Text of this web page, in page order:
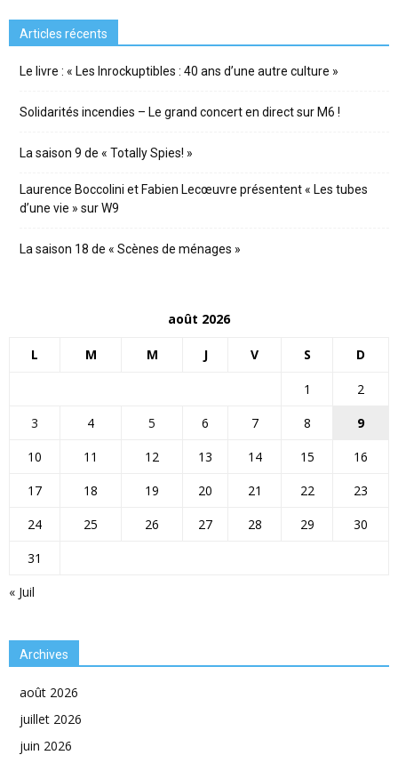
Articles récents
Le livre : « Les Inrockuptibles : 40 ans d’une autre culture »
Solidarités incendies – Le grand concert en direct sur M6 !
La saison 9 de « Totally Spies! »
Laurence Boccolini et Fabien Lecœuvre présentent « Les tubes
d’une vie » sur W9
La saison 18 de « Scènes de ménages »
août 2026
L M M J V S D
« Juil
1
2
3
4 5 6 7 8
9
10
11 12 13 14 15
16
17
18 19 20 21 22
23
24
25 26 27 28 29
30
31
Archives
août 2026
juillet 2026
juin 2026